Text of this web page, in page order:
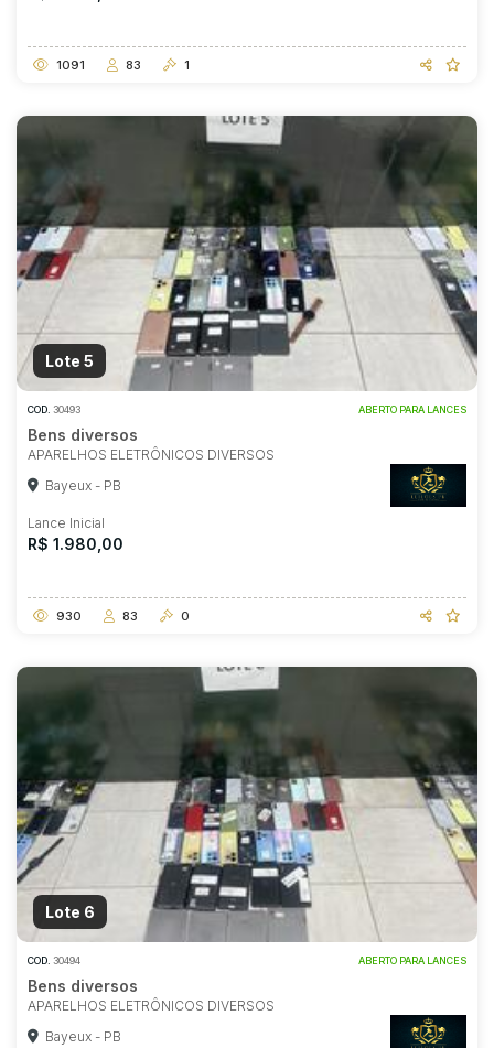
1091 83 1
Lote 5
COD. 30493 ABERTO PARA LANCES
Bens diversos
APARELHOS ELETRÔNICOS DIVERSOS
Bayeux - PB
Lance Inicial
R$ 1.980,00
930 83 0
Lote 6
COD. 30494 ABERTO PARA LANCES
Bens diversos
APARELHOS ELETRÔNICOS DIVERSOS
Bayeux - PB